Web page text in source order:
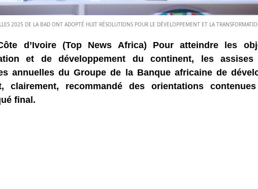
2025 DE LA BAD ONT ADOPTÉ HUIT RÉSOLUTIONS POUR LE DÉVELOPPEMENT ET LA
d’Ivoire (Top News Africa) Pour atteindre les
et de développement du continent, les
annuelles du Groupe de la Banque africaine de
clairement, recommandé des orientations
final.